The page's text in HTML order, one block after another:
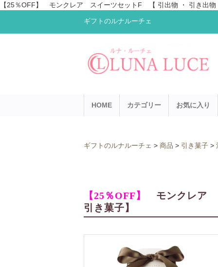
【25％OFF】 モンクレア スイーツセットF 【 引出物 ・ 引き出物
ギフトのルナルーチェ
HOME カテゴリー お気に入り
ギフトのルナルーチェ > 商品 > 引き菓子 >
【25％OFF】
モンクレア
引き菓子】